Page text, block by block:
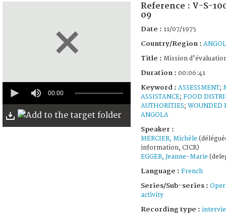
seconds
minutes,
41
00:00
Reference : V-S-
09
Date : 11/07/1975
Country/Region :
Title : Mission
Duration : 00:06:41
Keyword : ASSESSMENT;
ASSISTANCE; FOOD
AUTHORITIES; WOUNDED
ANGOLA
Speaker :
MERCIER, Michèle
information, CICR)
EGGER, Jeanne-Marie
Language : French
Series/Sub-series :
activity
Recording type :